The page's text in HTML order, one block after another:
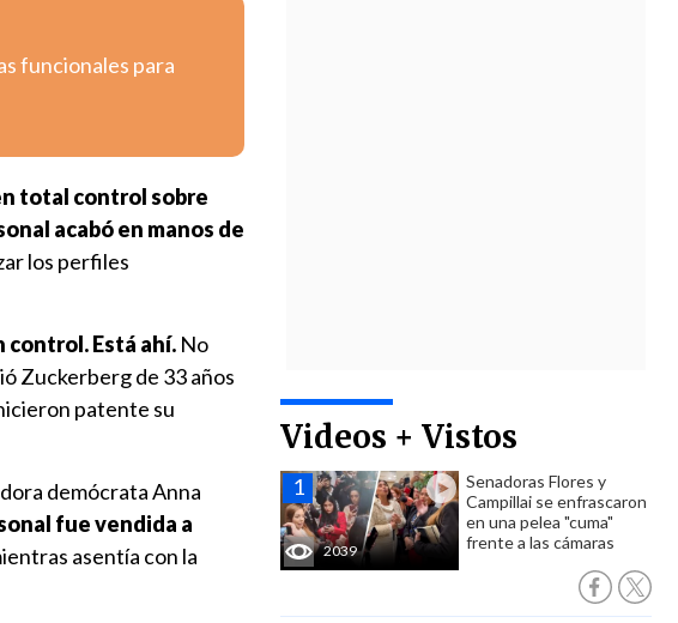
Videos + Vistos
2039
Senadoras Flores y
Campillai se enfrascaron
en una pelea "cuma"
frente a las cámaras
funcionales para
total control sobre
acabó en manos de
los perfiles
control. Está ahí. No
Zuckerberg de 33 años
patente su
demócrata Anna
fue vendida a
asentía con la